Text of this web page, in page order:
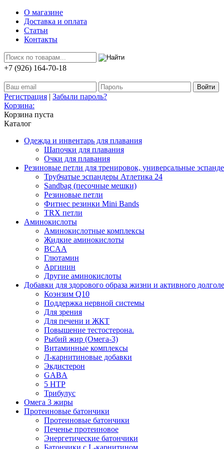
О магазине
Доставка и оплата
Статьи
Контакты
+7 (926) 164-70-18
Регистрация | Забыли пароль?
Корзина:
Корзина пуста
Каталог
Одежда и инвентарь для плавания
Шапочки для плавания
Очки для плавания
Резиновые петли для тренировок, универсальные
Трубчатые эспандеры Атлетика 24
Sandbag (песочные мешки)
Резиновые петли
Фитнес резинки Mini Bands
TRX петли
Аминокислоты
Аминокислотные комплексы
Жидкие аминокислоты
BCAA
Глютамин
Аргинин
Другие аминокислоты
Добавки для здорового образа жизни и активного
Коэнзим Q10
Поддержка нервной системы
Для зрения
Для печени и ЖКТ
Повышение тестостерона.
Рыбий жир (Омега-3)
Витаминные комплексы
Л-карнитиновые добавки
Экдистерон
GABA
5 HTP
Трибулус
Омега 3 жиры
Протеиновые батончики
Протеиновые батончики
Печенье протеиновое
Энергетические батончики
Батончики с L-карнитином